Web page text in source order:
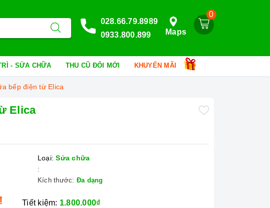
0
Maps
028.66.79.8989
0933.800.899
- SỬA CHỮA THU CŨ ĐỔI MỚI KHUYẾN MÃI
bếp điện từ Elica
Elica
Loại: Sửa chữa
:
Kích thước: Đa dạng
Tiết kiệm: 1.800.000₫